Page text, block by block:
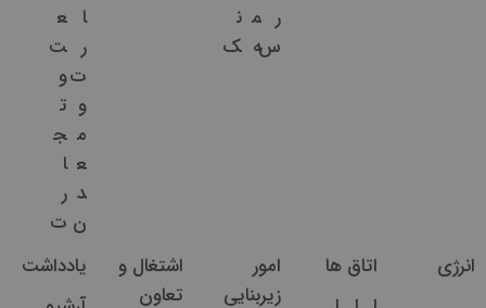
ر
س
م
ه
ن
ک
ا
ر
ت
و
م
ع
د
ن
ع
ت
و
ت
ج
ا
ر
ت
انرژی
اتاق ها
امور
زیربنایی
اشتغال و
تعاون
یادداشت